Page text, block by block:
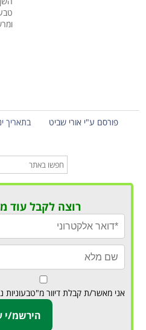
פורסם ע"י אורי שביט בתאריך ינו - 25
רוצה לקבל עוד
אני מאשר/ת קבלת דיוור מ"טבעוניות